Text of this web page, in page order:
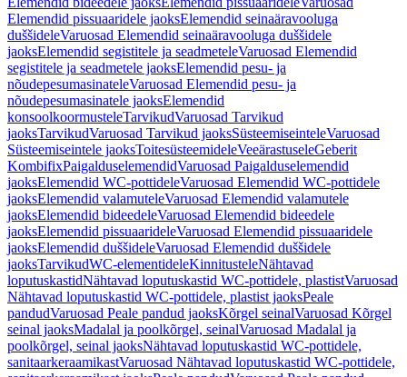
Elemendid pissuaaridele jaoksElemendid seinaäravooluga
duššideleVaruosad Elemendid seinaäravooluga duššidele
jaoksElemendid segistitele ja seadmeteleVaruosad Elemendid
segistitele ja seadmetele jaoksElemendid pesu- ja
nõudepesumasinateleVaruosad Elemendid pesu- ja
nõudepesumasinatele jaoksElemendid
konsoolkoormusteleTarvikudVaruosad Tarvikud
jaoksTarvikudVaruosad Tarvikud jaoksSüsteemiseinteleVaruosad
Süsteemiseintele jaoksToitesüsteemideleVeeärastuseleGeberit
KombifixPaigalduselemendidVaruosad Paigalduselemendid
jaoksElemendid WC-pottideleVaruosad Elemendid WC-pottidele
jaoksElemendid valamuteleVaruosad Elemendid valamutele
jaoksElemendid bideedeleVaruosad Elemendid bideedele
jaoksElemendid pissuaarideleVaruosad Elemendid pissuaaridele
jaoksElemendid duššideleVaruosad Elemendid duššidele
jaoksTarvikudWC-elementideleKinnitusteleNähtavad
loputuskastidNähtavad loputuskastid WC-pottidele, plastistVaruosad
Nähtavad loputuskastid WC-pottidele, plastist jaoksPeale
pandudVaruosad Peale pandud jaoksKõrgel seinalVaruosad Kõrgel
seinal jaoksMadalal ja poolkõrgel, seinalVaruosad Madalal ja
poolkõrgel, seinal jaoksNähtavad loputuskastid WC-pottidele,
sanitaarkeraamikastVaruosad Nähtavad loputuskastid WC-pottidele,